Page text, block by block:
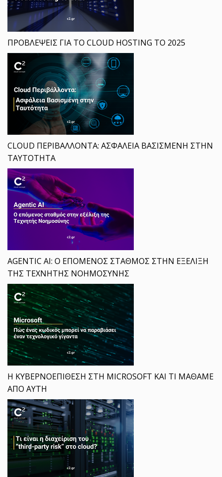
ΠΡΟΒΛΕΨΕΙΣ ΓΙΑ ΤΟ CLOUD HOSTING ΤΟ 2025
CLOUD ΠΕΡΙΒΑΛΛΟΝΤΑ: ΑΣΦΑΛΕΙΑ ΒΑΣΙΣΜΕΝΗ ΣΤΗΝ
ΤΑΥΤΟΤΗΤΑ
AGENTIC AI: Ο ΕΠΟΜΕΝΟΣ ΣΤΑΘΜΟΣ ΣΤΗΝ ΕΞΕΛΙΞΗ
ΤΗΣ ΤΕΧΝΗΤΗΣ ΝΟΗΜΟΣΥΝΗΣ
Η ΚΥΒΕΡΝΟΕΠΙΘΕΣΗ ΣΤΗ MICROSOFT ΚΑΙ ΤΙ ΜΑΘΑΜΕ
ΑΠΟ ΑΥΤΗ